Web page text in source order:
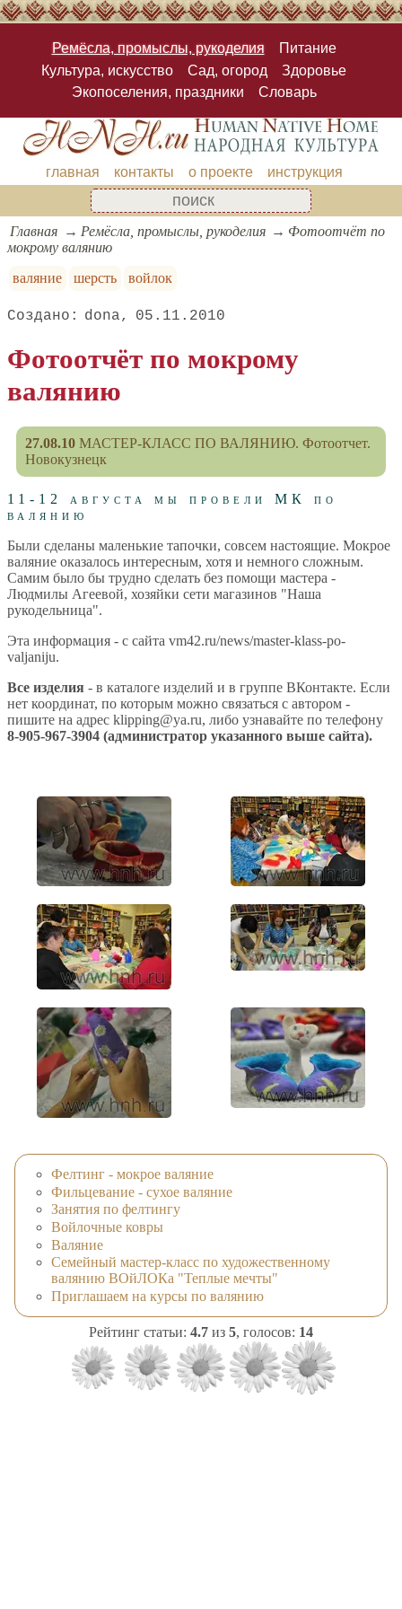
Ремёсла, промыслы, рукоделия
Питание
Культура, искусство
Сад, огород
Здоровье
Экопоселения, праздники
Словарь
главная контакты о проекте инструкция
Главная Ремёсла, промыслы, рукоделия
Фотоотчёт по
мокрому валянию
валяние
шерсть войлок
dona 05.11.2010
Фотоотчёт по мокрому
валянию
27.08.10 МАСТЕР-КЛАСС ПО ВАЛЯНИЮ. Фотоотчет.
Новокузнецк
11-12 августа мы провели МК по
валянию
Были сделаны маленькие тапочки, совсем настоящие. Мокрое
валяние оказалось интересным, хотя и немного сложным.
Самим было бы трудно сделать без помощи мастера -
Людмилы Агеевой, хозяйки сети магазинов "Наша
рукодельница".
Эта информация - с сайта vm42.ru/news/master-klass-po-
valjaniju.
Все изделия - в каталоге изделий и в группе ВКонтакте. Если
нет координат, по которым можно связаться с автором -
пишите на адрес klipping@ya.ru, либо узнавайте по телефону
8-905-967-3904 (администратор указанного выше сайта).
Фелтинг - мокрое валяние
Фильцевание - сухое валяние
Занятия по фелтингу
Войлочные ковры
Валяние
Семейный мастер-класс по художественному
валянию ВОйЛОКа "Теплые мечты"
Приглашаем на курсы по валянию
Рейтинг статьи: 4.7 из 5, голосов: 14